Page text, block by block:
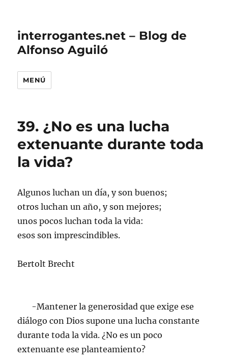
interrogantes.net – Blog de
Alfonso Aguiló
MENÚ
39. ¿No es una lucha
extenuante durante toda
la vida?
Algunos luchan un día, y son buenos;
otros luchan un año, y son mejores;
unos pocos luchan toda la vida:
esos son imprescindibles.
Bertolt Brecht
-Mantener la generosidad que exige ese
diálogo con Dios supone una lucha constante
durante toda la vida. ¿No es un poco
extenuante ese planteamiento?